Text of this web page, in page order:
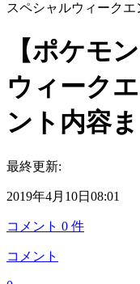
スペシャルウィーク
【ポケモ
ウィーク
ント内容
最終更新:
2019年4月10日08:01
コメント 0 件
コメント